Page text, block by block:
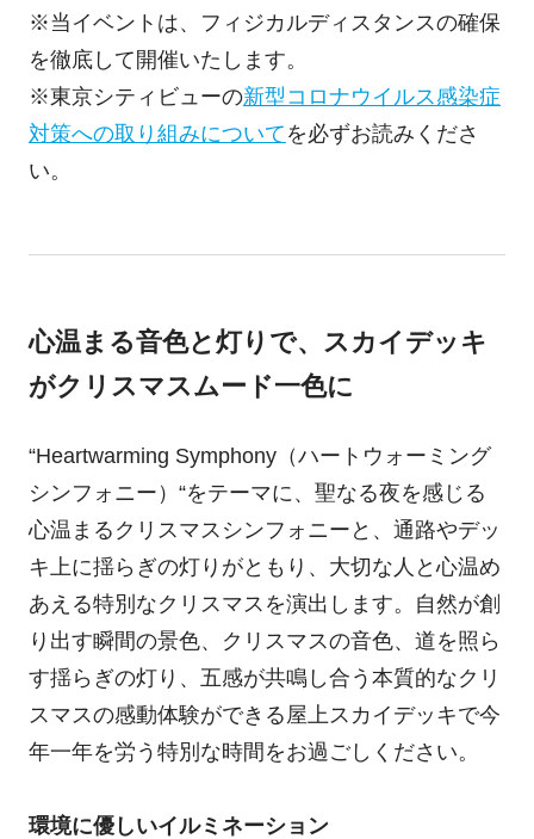
※当イベントは、フィジカルディスタンスの確保
を徹底して開催いたします。
※東京シティビューの新型コロナウイルス感染症
対策への取り組みについて を必ずお読みくださ
い。
心温まる音色と灯りで、スカイデッキ
がクリスマスムード一色に
“Heartwarming Symphony（ハートウォーミング
シンフォニー）“をテーマに、聖なる夜を感じる
心温まるクリスマスシンフォニーと、通路やデッ
キ上に揺らぎの灯りがともり、大切な人と心温め
あえる特別なクリスマスを演出します。自然が創
り出す瞬間の景色、クリスマスの音色、道を照ら
す揺らぎの灯り、五感が共鳴し合う本質的なクリ
スマスの感動体験ができる屋上スカイデッキで今
年一年を労う特別な時間をお過ごしください。
環境に優しいイルミネーション